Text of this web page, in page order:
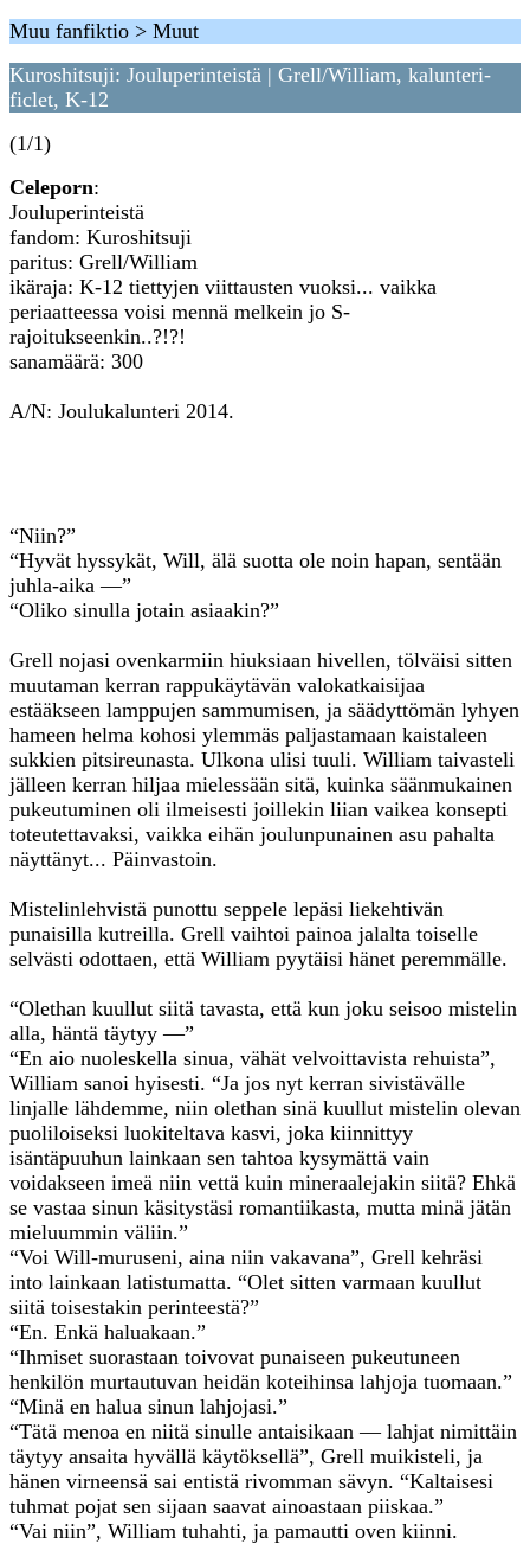
Muu fanfiktio > Muut
Kuroshitsuji: Jouluperinteistä | Grell/William, kalunteri-
ficlet, K-12
(1/1)
Celeporn:
Jouluperinteistä
fandom: Kuroshitsuji
paritus: Grell/William
ikäraja: K-12 tiettyjen viittausten vuoksi... vaikka
periaatteessa voisi mennä melkein jo S-
rajoitukseenkin..?!?!
sanamäärä: 300
A/N: Joulukalunteri 2014.
“Niin?”
“Hyvät hyssykät, Will, älä suotta ole noin hapan, sentään
juhla-aika —”
“Oliko sinulla jotain asiaakin?”
Grell nojasi ovenkarmiin hiuksiaan hivellen, tölväisi sitten
muutaman kerran rappukäytävän valokatkaisijaa
estääkseen lamppujen sammumisen, ja säädyttömän lyhyen
hameen helma kohosi ylemmäs paljastamaan kaistaleen
sukkien pitsireunasta. Ulkona ulisi tuuli. William taivasteli
jälleen kerran hiljaa mielessään sitä, kuinka säänmukainen
pukeutuminen oli ilmeisesti joillekin liian vaikea konsepti
toteutettavaksi, vaikka eihän joulunpunainen asu pahalta
näyttänyt... Päinvastoin.
Mistelinlehvistä punottu seppele lepäsi liekehtivän
punaisilla kutreilla. Grell vaihtoi painoa jalalta toiselle
selvästi odottaen, että William pyytäisi hänet peremmälle.
“Olethan kuullut siitä tavasta, että kun joku seisoo mistelin
alla, häntä täytyy —”
“En aio nuoleskella sinua, vähät velvoittavista rehuista”,
William sanoi hyisesti. “Ja jos nyt kerran sivistävälle
linjalle lähdemme, niin olethan sinä kuullut mistelin olevan
puoliloiseksi luokiteltava kasvi, joka kiinnittyy
isäntäpuuhun lainkaan sen tahtoa kysymättä vain
voidakseen imeä niin vettä kuin mineraalejakin siitä? Ehkä
se vastaa sinun käsitystäsi romantiikasta, mutta minä jätän
mieluummin väliin.”
“Voi Will-muruseni, aina niin vakavana”, Grell kehräsi
into lainkaan latistumatta. “Olet sitten varmaan kuullut
siitä toisestakin perinteestä?”
“En. Enkä haluakaan.”
“Ihmiset suorastaan toivovat punaiseen pukeutuneen
henkilön murtautuvan heidän koteihinsa lahjoja tuomaan.”
“Minä en halua sinun lahjojasi.”
“Tätä menoa en niitä sinulle antaisikaan — lahjat nimittäin
täytyy ansaita hyvällä käytöksellä”, Grell muikisteli, ja
hänen virneensä sai entistä rivomman sävyn. “Kaltaisesi
tuhmat pojat sen sijaan saavat ainoastaan piiskaa.”
“Vai niin”, William tuhahti, ja pamautti oven kiinni.